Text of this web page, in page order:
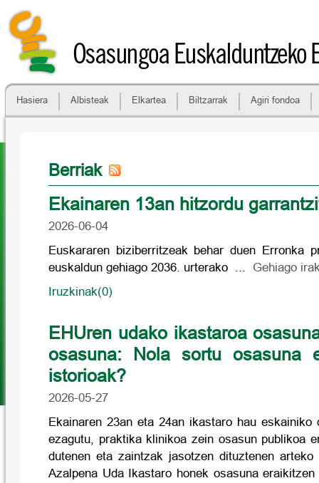
Osasungoa Euskalduntzeko
Hasiera Albisteak Elkartea Biltzarrak Agiri fondoa
Berriak
Ekainaren 13an hitzordu
2026-06-04
Euskararen biziberritzeak behar duen Erronka
euskaldun gehiago 2036. urterako ... Gehiago
Iruzkinak(0)
EHUren udako ikastaroa
osasuna: Nola sortu osasuna
istorioak?
2026-05-27
Ekainaren 23an eta 24an ikastaro hau eskainiko
ezagutu, praktika klinikoa zein osasun publikoa
dutenen eta zaintzak jasotzen dituztenen arteko
Azalpena Uda Ikastaro honek osasuna